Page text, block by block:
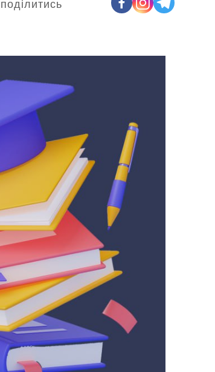
поділитись